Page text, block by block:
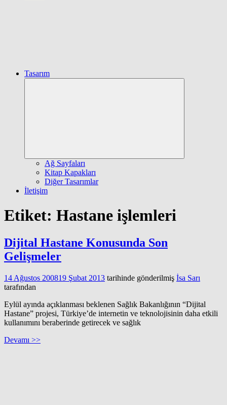
Tasarım
Ağ Sayfaları
Kitap Kapakları
Diğer Tasarımlar
İletişim
Etiket: Hastane işlemleri
Dijital Hastane Konusunda Son
Gelişmeler
14 Ağustos 200819 Şubat 2013 tarihinde gönderilmiş İsa Sarı
tarafından
Eylül ayında açıklanması beklenen Sağlık Bakanlığının “Dijital
Hastane” projesi, Türkiye’de internetin ve teknolojisinin daha etkili
kullanımını beraberinde getirecek ve sağlık
Devamı >>